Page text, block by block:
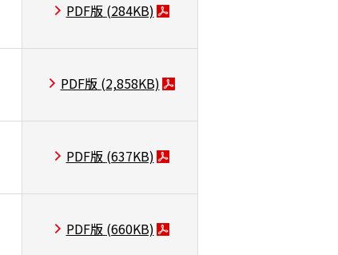
PDF版 (284KB)
PDF版 (2,858KB)
PDF版 (637KB)
PDF版 (660KB)